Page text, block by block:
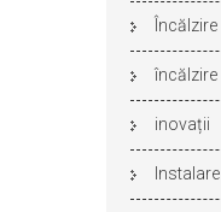
Încălzire
încălzire
inovații
Instalare